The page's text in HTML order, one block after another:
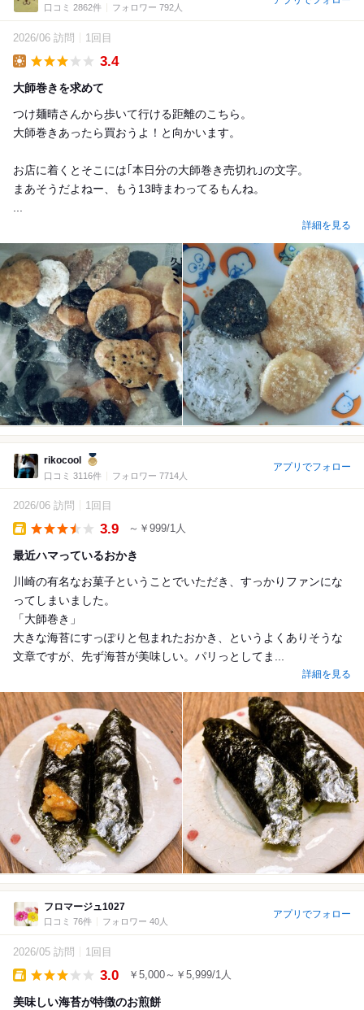
口コミ 2862件 フォロワー 792人
2026/06 訪問 1回目
3.4
大師巻きを求めて
つけ麺晴さんから歩いて行ける距離のこちら。
大師巻きあったら買おうよ！と向かいます。
お店に着くとそこには｢本日分の大師巻き売切れ｣の文字。
まあそうだよねー、もう13時まわってるもんね。
...
詳細を見る
rikocool
口コミ 3116件 フォロワー 7714人
アプリでフォロー
2026/06 訪問 1回目
3.9 ～￥999/1人
最近ハマっているおかき
川崎の有名なお菓子ということでいただき、すっかりファンにな
ってしまいました。
「大師巻き」
大きな海苔にすっぽりと包まれたおかき、というよくありそうな
文章ですが、先ず海苔が美味しい。パリっとしてま...
詳細を見る
フロマージュ1027
口コミ 76件 フォロワー 40人
アプリでフォロー
2026/05 訪問 1回目
3.0 ￥5,000～￥5,999/1人
美味しい海苔が特徴のお煎餅